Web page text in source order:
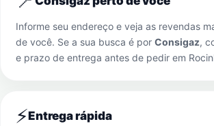
Informe seu endereço e veja as revendas
de você. Se a sua busca é por Consigaz,
e prazo de entrega antes de pedir em
⚡Entrega rápida